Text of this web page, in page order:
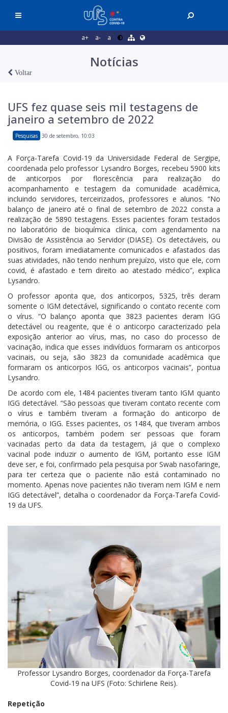
a+ a- a
Notícias
Voltar
UFS fez quase seis mil testagens de
janeiro a setembro de 2022
Pesquisas 30 de setembro, 10:03
A Força-Tarefa Covid-19 da Universidade Federal de Sergipe,
coordenada pelo professor Lysandro Borges, recebeu 5900 kits
de anticorpos por florescência para realização do
acompanhamento e testagem da comunidade acadêmica,
incluindo servidores, terceirizados, professores e alunos. “No
balanço de janeiro até o final de setembro de 2022 consta a
realização de 5890 testagens. Esses pacientes foram testados
no laboratório de bioquímica clínica, com agendamento na
Divisão de Assistência ao Servidor (DIASE). Os detectáveis, ou
positivos, foram imediatamente comunicados e afastados das
suas atividades, não tendo nenhum prejuízo, visto que ele, com
covid, é afastado e tem direito ao atestado médico”, explica
Lysandro.
O professor aponta que, dos anticorpos, 5325, três deram
somente o IGM detectável, significando o contato recente com
o vírus. “O balanço aponta que 3823 pacientes deram IGG
detectável ou reagente, que é o anticorpo caracterizado pela
exposição anterior ao vírus, mas, no caso do processo de
vacinação, indica que esses indivíduos formaram os anticorpos
vacinais, ou seja, são 3823 da comunidade acadêmica que
formaram os anticorpos IGG, os anticorpos vacinais”, pontua
Lysandro.
De acordo com ele, 1484 pacientes tiveram tanto IGM quanto
IGG detectável. “São pessoas que tiveram contato recente com
o vírus e também tiveram a formação do anticorpo de
memória, o IGG. Esses pacientes, os 1484, que tiveram ambos
os anticorpos, também podem ser pessoas que foram
vacinadas perto da data da testagem, já que o complexo
vacinal pode induzir o aumento de IGM, portanto esse IGM
deve ser, e foi, confirmado pela pesquisa por Swab nasofaringe,
para ter certeza que o paciente não está contaminado no
momento. Apenas nove pacientes não tiveram nem IGM e nem
IGG detectável”, detalha o coordenador da Força-Tarefa Covid-
19 da UFS.
Professor Lysandro Borges, coordenador da Força-Tarefa
Covid-19 na UFS (Foto: Schirlene Reis).
Repetição